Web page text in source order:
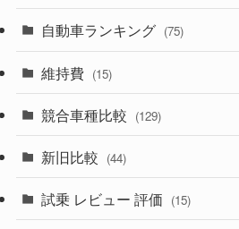
(357)
(328)
(194)
(230)
(253)
(242)
(85)
(84)
(14)
(222)
(8)
(3)
(3)
(5)
(21)
(5)
(7)
自動車ランキング (75)
維持費 (15)
競合車種比較 (129)
新旧比較 (44)
試乗 レビュー 評価 (15)